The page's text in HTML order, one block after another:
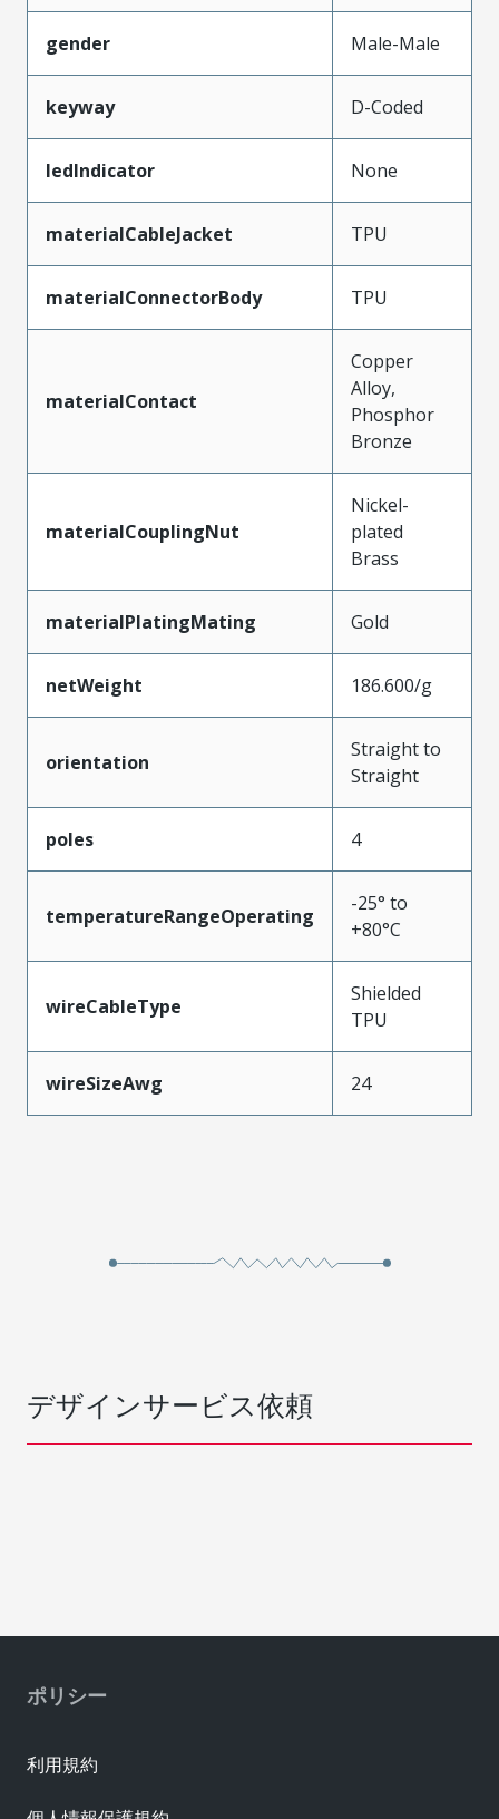
gender Male-Male
keyway D-Coded
ledIndicator None
materialCableJacket TPU
materialConnectorBody TPU
materialContact
Copper
Alloy,
Phosphor
Bronze
materialCouplingNut
Nickel-
plated
Brass
materialPlatingMating Gold
netWeight 186.600/g
orientation
Straight to
Straight
poles 4
temperatureRangeOperating
-25° to
+80°C
wireCableType
Shielded
TPU
wireSizeAwg 24
デザインサービス依頼
ポリシー
利用規約